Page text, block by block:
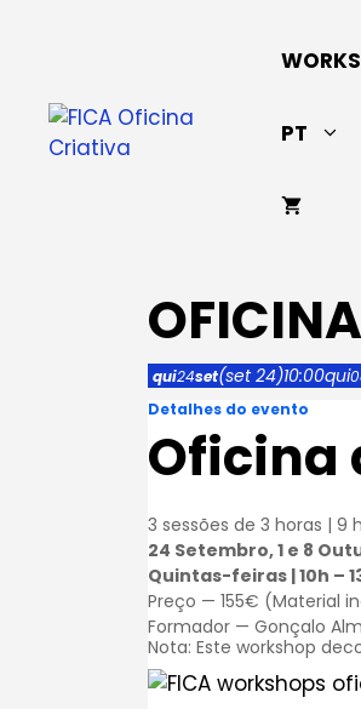
conteúdo
PT
qui24set(set 24)10:00qui
Detalhes do evento
Oficina
3 sessões de 3 horas | 9
24 Setembro, 1 e 8
Quintas-feiras | 10h –
Preço — 155€ (Material
Formador — Gonçalo
Nota: Este workshop